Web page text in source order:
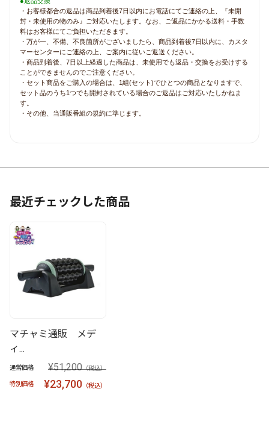
・お客様都合の返品は商品到着後7日以内にお電話にてご連絡の上、『未開
封・未使用の物のみ』ご対応いたします。なお、ご返品にかかる送料・手数
料はお客様にてご負担いただきます。
・万が一、不備、不良箇所がございましたら、商品到着後7日以内に、カスタ
マーセンターにご連絡の上、ご案内に従いご返送ください。
・商品到着後、7日以上経過した商品は、未使用でも返品・交換をお受けする
ことができませんのでご注意ください。
・セット商品をご購入の場合は、1組(セット)でひとつの商品となりますで、
セット品のうち1つでも開封されている場合のご返品はご対応いたしかねま
す。
・その他、当通販番組の規約に準じます。
最近チェックした商品
マチャミ通販 メデ
ィ...
通常価格 ¥51,200（税込）
特別価格
¥23,700（税込）